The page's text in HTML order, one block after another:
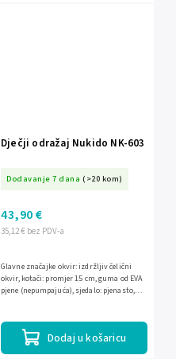
Dječji odražaj Nukido NK-603
Dodavanje 7 dana (>20 kom)
35,12 € bez PDV-a
43,90 €
Dodaj u košaricu
Glavne značajke okvir: izdržljiv čelični
okvir, kotači: promjer 15 cm, guma od EVA
pjene (nepumpajuća), sjedalo: pjenasto,